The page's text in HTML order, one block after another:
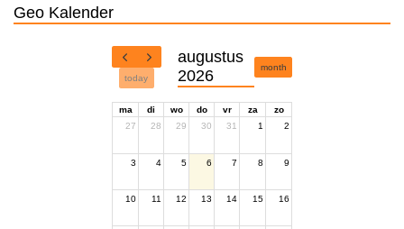
Geo Kalender
today
augustus
2026
month
ma di wo do vr za
zo
27
28 29 30 31 1 2
3 4 5 6 7 8 9
10 11 12 13 14 15 16